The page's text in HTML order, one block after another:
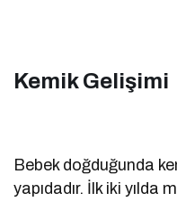
Kemik Gelişimi
Bebek doğduğunda
yapıdadır. İlk iki yılda